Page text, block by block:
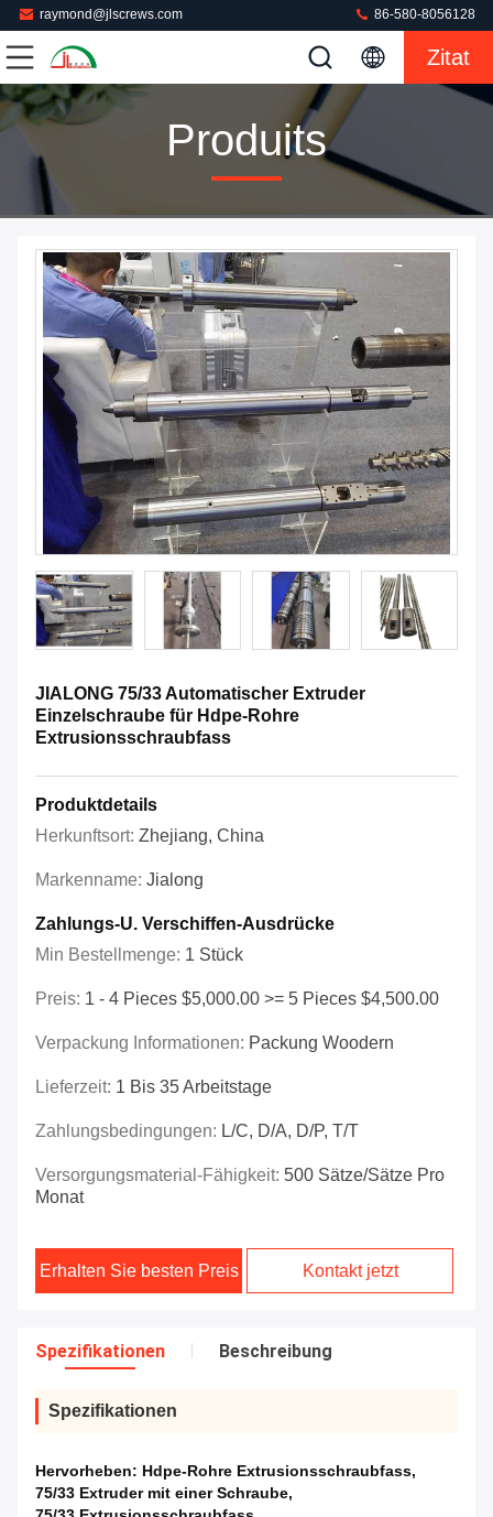
raymond@jlscrews.com 86-580-8056128
Zitat
Produits
JIALONG 75/33 Automatischer Extruder
Einzelschraube für Hdpe-Rohre
Extrusionsschraubfass
Produktdetails
Herkunftsort: Zhejiang, China
Markenname: Jialong
Zahlungs-U. Verschiffen-Ausdrücke
Min Bestellmenge: 1 Stück
Preis: 1 - 4 Pieces $5,000.00 >= 5 Pieces $4,500.00
Verpackung Informationen: Packung Woodern
Lieferzeit: 1 Bis 35 Arbeitstage
Zahlungsbedingungen: L/C, D/A, D/P, T/T
Versorgungsmaterial-Fähigkeit: 500 Sätze/Sätze Pro
Monat
Erhalten Sie besten Preis Kontakt jetzt
Spezifikationen Beschreibung
Spezifikationen
Hervorheben: Hdpe-Rohre Extrusionsschraubfass,
75/33 Extruder mit einer Schraube,